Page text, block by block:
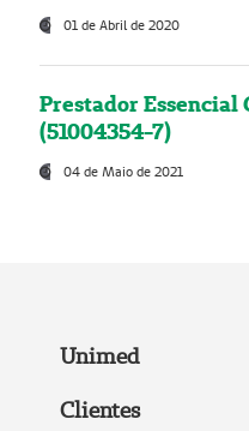
01 de Abril de 2020
Prestador Essencial
(51004354-7)
04 de Maio de 2021
Unimed
Clientes